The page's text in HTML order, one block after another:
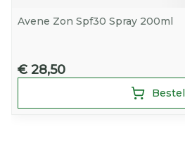
Avene Zon Spf30 Spray 200ml
€ 28,50
Bestel